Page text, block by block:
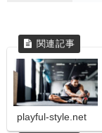
playful-style.net